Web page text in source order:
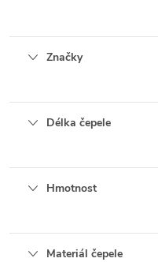
Značky
Délka čepele
Hmotnost
Materiál čepele